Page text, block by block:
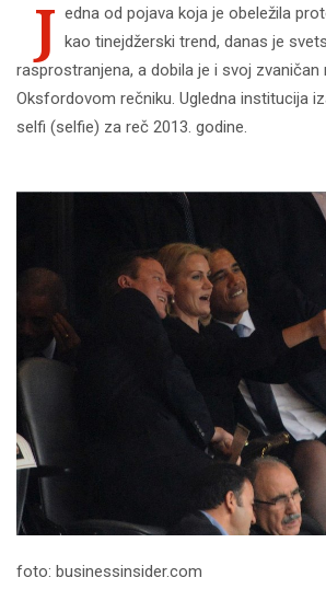
J edna od pojava koja je obeležila
kao tinejdžerski trend, danas je
rasprostranjena, a dobila je i svoj zvaničan
Oksfordovom rečniku. Ugledna institucija
selfi (selfie) za reč 2013. godine.
foto: businessinsider.com